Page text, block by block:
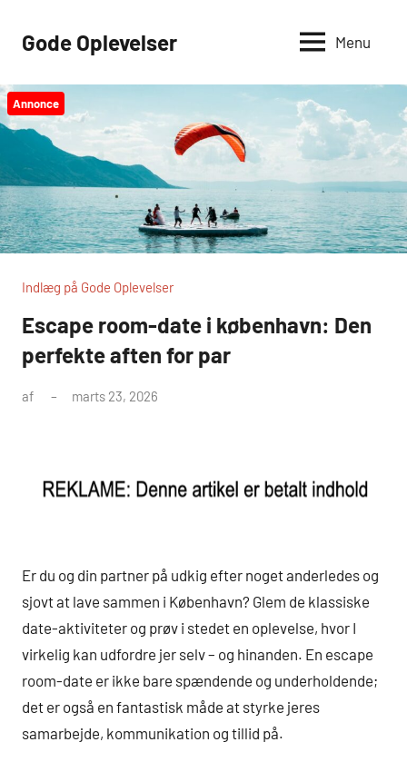
Gode Oplevelser Menu
Annonce
Indlæg på Gode Oplevelser
Escape room-date i københavn: Den
perfekte aften for par
af marts 23, 2026
Er du og din partner på udkig efter noget anderledes og
sjovt at lave sammen i København? Glem de klassiske
date-aktiviteter og prøv i stedet en oplevelse, hvor I
virkelig kan udfordre jer selv – og hinanden. En escape
room-date er ikke bare spændende og underholdende;
det er også en fantastisk måde at styrke jeres
samarbejde, kommunikation og tillid på.